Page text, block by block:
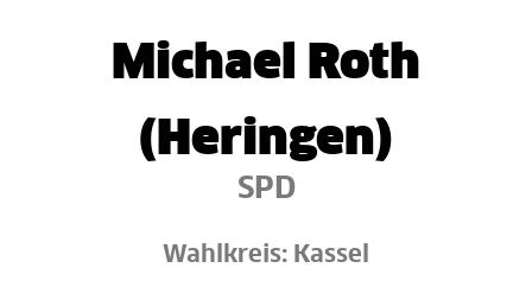
Michael Roth
(Heringen)
SPD
Wahlkreis: Kassel